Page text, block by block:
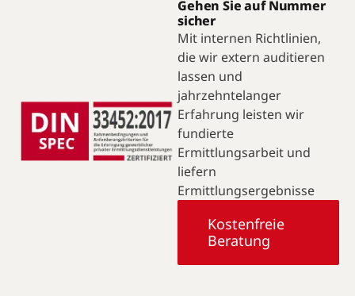
Gehen Sie auf Nummer
sicher
Mit internen Richtlinien,
die wir extern auditieren
lassen und
jahrzehntelanger
Erfahrung leisten wir
fundierte
Ermittlungsarbeit und
liefern
Ermittlungsergebnisse
Kostenfreie
Beratung